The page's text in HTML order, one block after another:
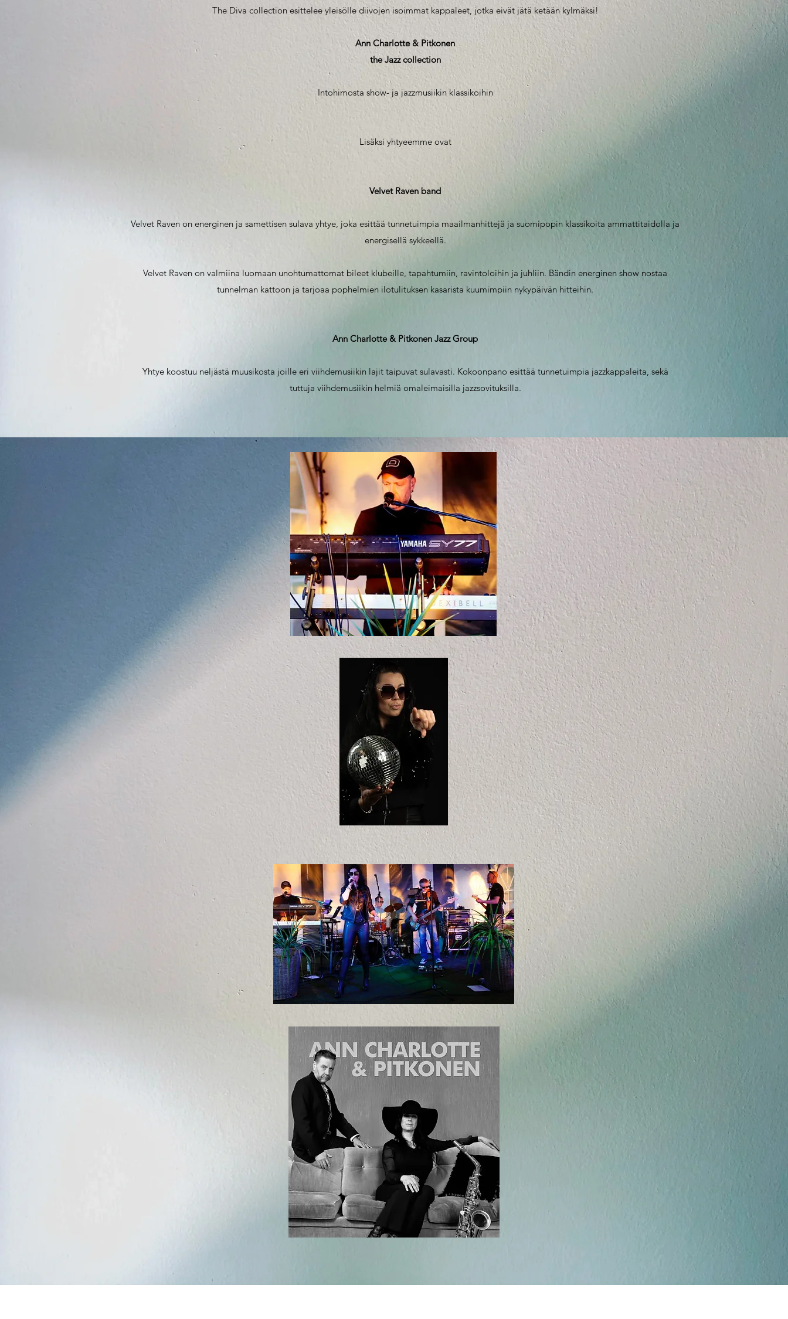
The Diva collection esittelee yleisölle diivojen isoimmat kappaleet, jotka eivät jätä ketään kylmäksi!
Ann Charlotte & Pitkonen
the Jazz collection
Intohimosta show- ja jazzmusiikin klassikoihin
Lisäksi yhtyeemme ovat
Velvet Raven band
Velvet Raven on energinen ja samettisen sulava yhtye, joka esittää tunnetuimpia maailmanhittejä ja suomipopin klassikoita ammattitaidolla ja
energisellä sykkeellä.
Velvet Raven on valmiina luomaan unohtumattomat bileet klubeille, tapahtumiin, ravintoloihin ja juhliin. Bändin energinen show nostaa
tunnelman kattoon ja tarjoaa pophelmien ilotulituksen kasarista kuumimpiin nykypäivän hitteihin.
Ann Charlotte & Pitkonen Jazz Group
Yhtye koostuu neljästä muusikosta joille eri viihdemusiikin lajit taipuvat sulavasti. Kokoonpano esittää tunnetuimpia jazzkappaleita, sekä
tuttuja viihdemusiikin helmiä omaleimaisilla jazzsovituksilla.